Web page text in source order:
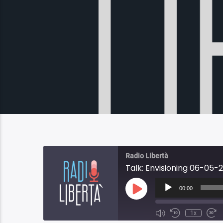
Radio Libertà
Talk: Envisioning 06-05-
Play
Episode
Audio
Player
00:00
1x